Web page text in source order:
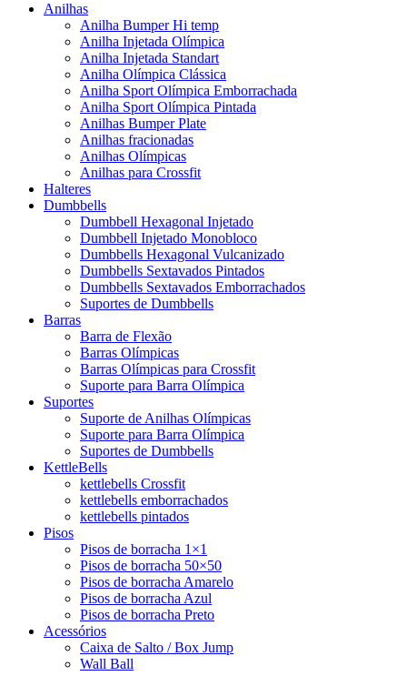
Anilhas
Anilha Bumper Hi temp
Anilha Injetada Olímpica
Anilha Injetada Standart
Anilha Olímpica Clássica
Anilha Sport Olímpica Emborrachada
Anilha Sport Olímpica Pintada
Anilhas Bumper Plate
Anilhas fracionadas
Anilhas Olímpicas
Anilhas para Crossfit
Halteres
Dumbbells
Dumbbell Hexagonal Injetado
Dumbbell Injetado Monobloco
Dumbbells Hexagonal Vulcanizado
Dumbbells Sextavados Pintados
Dumbbells Sextavados Emborrachados
Suportes de Dumbbells
Barras
Barra de Flexão
Barras Olímpicas
Barras Olímpicas para Crossfit
Suporte para Barra Olímpica
Suportes
Suporte de Anilhas Olímpicas
Suporte para Barra Olímpica
Suportes de Dumbbells
KettleBells
kettlebells Crossfit
kettlebells emborrachados
kettlebells pintados
Pisos
Pisos de borracha 1×1
Pisos de borracha 50×50
Pisos de borracha Amarelo
Pisos de borracha Azul
Pisos de borracha Preto
Acessórios
Caixa de Salto / Box Jump
Wall Ball